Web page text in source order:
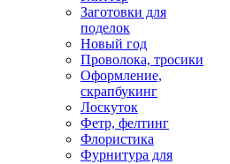
Заготовки для
поделок
Новый год
Проволока, тросики
Оформление,
скрапбукинг
Лоскуток
Фетр, фелтинг
Флористика
Фурнитура для